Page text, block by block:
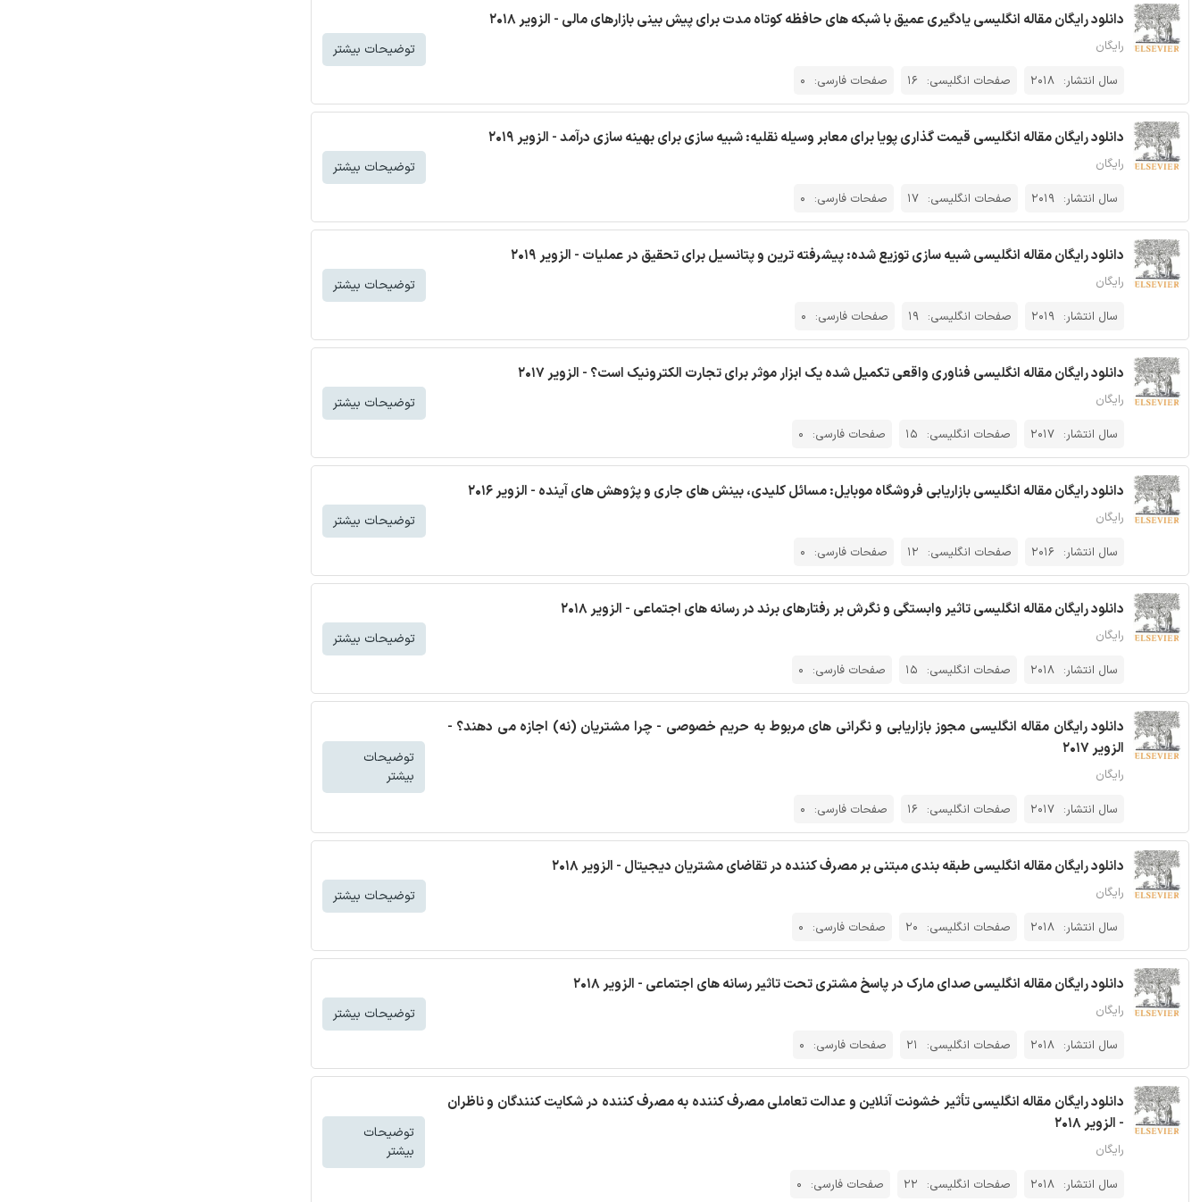
دانلود رایگان مقاله انگلیسی یادگیری عمیق با شبکه های حافظه کوتاه مدت برای پیش بینی بازارهای مالی - الزویر 2018
رایگان
سال انتشار: 2018 صفحات انگلیسی: 16 صفحات فارسی: 0
توضیحات بیشتر
دانلود رایگان مقاله انگلیسی قیمت گذاری پویا برای معابر وسیله نقلیه: شبیه سازی برای بهینه سازی درآمد - الزویر 2019
رایگان
سال انتشار: 2019 صفحات انگلیسی: 17 صفحات فارسی: 0
توضیحات بیشتر
دانلود رایگان مقاله انگلیسی شبیه سازی توزیع شده: پیشرفته ترین و پتانسیل برای تحقیق در عملیات - الزویر 2019
رایگان
سال انتشار: 2019 صفحات انگلیسی: 19 صفحات فارسی: 0
توضیحات بیشتر
دانلود رایگان مقاله انگلیسی فناوری واقعی تکمیل شده یک ابزار موثر برای تجارت الکترونیک است؟ - الزویر 2017
رایگان
سال انتشار: 2017 صفحات انگلیسی: 15 صفحات فارسی: 0
توضیحات بیشتر
دانلود رایگان مقاله انگلیسی بازاریابی فروشگاه موبایل: مسائل کلیدی، بینش های جاری و پژوهش های آینده - الزویر 2016
رایگان
سال انتشار: 2016 صفحات انگلیسی: 12 صفحات فارسی: 0
توضیحات بیشتر
دانلود رایگان مقاله انگلیسی تاثیر وابستگی و نگرش بر رفتارهای برند در رسانه های اجتماعی - الزویر 2018
رایگان
سال انتشار: 2018 صفحات انگلیسی: 15 صفحات فارسی: 0
توضیحات بیشتر
دانلود رایگان مقاله انگلیسی مجوز بازاریابی و نگرانی های مربوط به حریم خصوصی - چرا مشتریان (نه) اجازه می دهند؟ -
الزویر 2017
رایگان
سال انتشار: 2017 صفحات انگلیسی: 16 صفحات فارسی: 0
توضیحات
بیشتر
دانلود رایگان مقاله انگلیسی طبقه بندی مبتنی بر مصرف کننده در تقاضای مشتریان دیجیتال - الزویر 2018
رایگان
سال انتشار: 2018 صفحات انگلیسی: 20 صفحات فارسی: 0
توضیحات بیشتر
دانلود رایگان مقاله انگلیسی صدای مارک در پاسخ مشتری تحت تاثیر رسانه های اجتماعی - الزویر 2018
رایگان
سال انتشار: 2018 صفحات انگلیسی: 21 صفحات فارسی: 0
توضیحات بیشتر
دانلود رایگان مقاله انگلیسی تأثیر خشونت آنلاین و عدالت تعاملی مصرف کننده به مصرف کننده در شکایت کنندگان و ناظران
- الزویر 2018
رایگان
سال انتشار: 2018 صفحات انگلیسی: 22 صفحات فارسی: 0
توضیحات
بیشتر